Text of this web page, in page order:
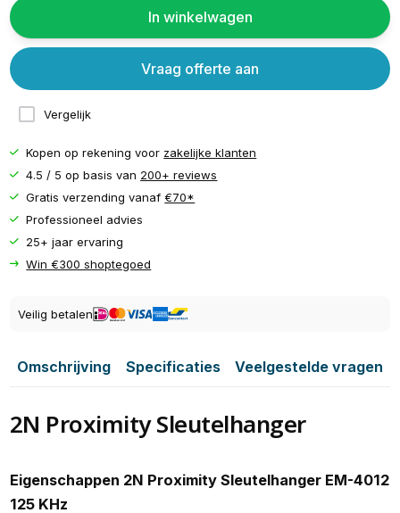
In winkelwagen
Vergelijk
Vraag offerte aan
Kopen op rekening voor zakelijke klanten
4.5 / 5 op basis van 200+ reviews
Gratis verzending vanaf€70*
Professioneel advies
25+ jaar ervaring
Win €300 shoptegoed
Veilig betalen
Omschrijving Specificaties Veelgestelde vragen
2N Proximity Sleutelhanger
Eigenschappen 2N Proximity Sleutelhanger EM-4012
125 KHz